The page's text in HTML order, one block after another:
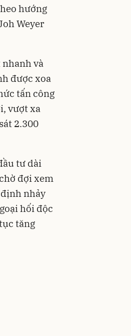
hướng
Weyer
và
được xoa
tấn công
vượt xa
2.300
tư dài
đợi xem
nhảy
hối độc
tăng